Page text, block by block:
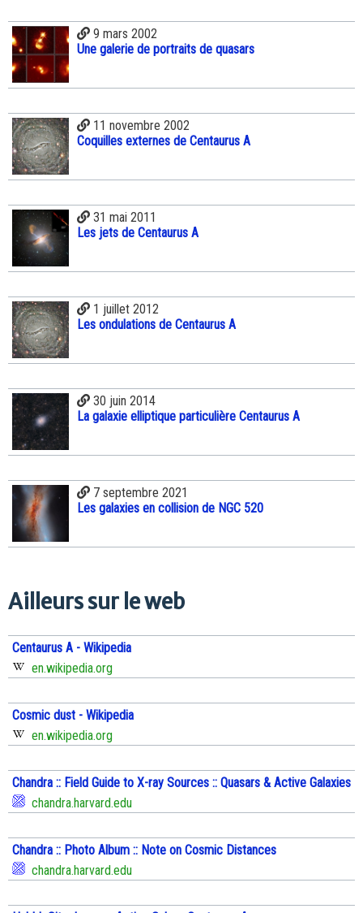
9 mars 2002
Une galerie de portraits de quasars
11 novembre 2002
Coquilles externes de Centaurus A
31 mai 2011
Les jets de Centaurus A
1 juillet 2012
Les ondulations de Centaurus A
30 juin 2014
La galaxie elliptique particulière Centaurus A
7 septembre 2021
Les galaxies en collision de NGC 520
Ailleurs sur le web
Centaurus A - Wikipedia
en.wikipedia.org
Cosmic dust - Wikipedia
en.wikipedia.org
Chandra :: Field Guide to X-ray Sources :: Quasars & Active Galaxies
chandra.harvard.edu
Chandra :: Photo Album :: Note on Cosmic Distances
chandra.harvard.edu